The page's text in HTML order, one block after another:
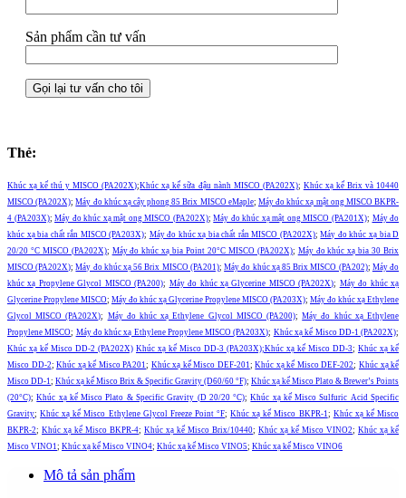
Sản phẩm cần tư vấn
Thẻ:
Khúc xạ kế thú y MISCO (PA202X);Khúc xạ kế sữa đậu nành MISCO (PA202X); Khúc xạ kế Brix và 10440
MISCO (PA202X);Máy đo khúc xạ cây phong 85 Brix MISCO eMaple; Máy đo khúc xạ mật ong MISCO BKPR-
4 (PA203X);Máy đo khúc xạ mật ong MISCO (PA202X);Máy đo khúc xạ mật ong MISCO (PA201X); Máy đo
khúc xạ bia chất rắn MISCO (PA203X); Máy đo khúc xạ bia chất rắn MISCO (PA202X);Máy đo khúc xạ bia D
20/20 °C MISCO (PA202X); Máy đo khúc xạ bia Point 20°C MISCO (PA202X); Máy đo khúc xạ bia 30 Brix
MISCO (PA202X);Máy đo khúc xạ 56 Brix MISCO (PA201);Máy đo khúc xạ 85 Brix MISCO (PA202); Máy đo
khúc xạ Propylene Glycol MISCO (PA200); Máy đo khúc xạ Glycerine MISCO (PA202X); Máy đo khúc xạ
Glycerine Propylene MISCO; Máy đo khúc xạ Glycerine Propylene MISCO (PA203X); Máy đo khúc xạ Ethylene
Glycol MISCO (PA202X); Máy đo khúc xạ Ethylene Glycol MISCO (PA200);Máy đo khúc xạ Ethylene
Propylene MISCO; Máy đo khúc xạ Ethylene Propylene MISCO (PA203X); Khúc xạ kế Misco DD-1 (PA202X);
Khúc xạ kế Misco DD-2 (PA202X) Khúc xạ kế Misco DD-3 (PA203X);Khúc xạ kế Misco DD-3; Khúc xạ kế
Misco DD-2;Khúc xạ kế Misco PA201; Khúc xạ kế Misco DEF-201 ;Khúc xạ kế Misco DEF-202; Khúc xạ kế
Misco DD-1 ; Khúc xạ kế Misco Brix & Specific Gravity (D60/60 °F); Khúc xạ kế Misco Plato & Brewer’s Points
(20°C);Khúc xạ kế Misco Plato & Specific Gravity (D 20/20 °C);Khúc xạ kế Misco Sulfuric Acid Specific
Gravity;Khúc xạ kế Misco Ethylene Glycol Freeze Point °F;Khúc xạ kế Misco BKPR-1 ; Khúc xạ kế Misco
BKPR-2; Khúc xạ kế Misco BKPR-4; Khúc xạ kế Misco Brix/10440; Khúc xạ kế Misco VINO2; Khúc xạ kế
Misco VINO1 ; Khúc xạ kế Misco VINO4; Khúc xạ kế Misco VINO5; Khúc xạ kế Misco VINO6
Mô tả sản phẩm